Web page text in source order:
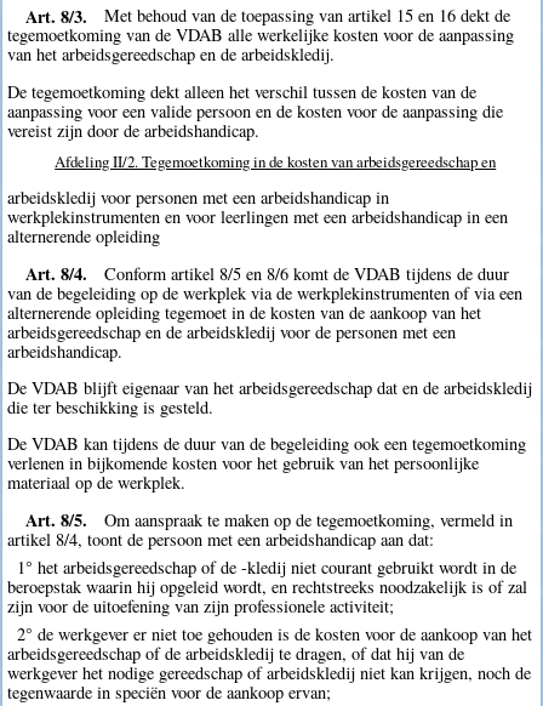
Art. 8/3.
Met behoud van de toepassing van artikel 15 en 16 dekt de
tegemoetkoming van de VDAB alle werkelijke kosten voor de aanpassing
van het arbeidsgereedschap en de arbeidskledij.
De tegemoetkoming dekt alleen het verschil tussen de kosten van de
aanpassing voor een valide persoon en de kosten voor de aanpassing die
vereist zijn door de arbeidshandicap.
Afdeling II/2. Tegemoetkoming in de kosten van arbeidsgereedschap en
arbeidskledij voor personen met een arbeidshandicap in
werkplekinstrumenten en voor leerlingen met een arbeidshandicap in een
alternerende opleiding
Art. 8/4.
Conform artikel 8/5 en 8/6 komt de VDAB tijdens de duur
van de begeleiding op de werkplek via de werkplekinstrumenten of via een
alternerende opleiding tegemoet in de kosten van de aankoop van het
arbeidsgereedschap en de arbeidskledij voor de personen met een
arbeidshandicap.
De VDAB blijft eigenaar van het arbeidsgereedschap dat en de arbeidskledij
die ter beschikking is gesteld.
De VDAB kan tijdens de duur van de begeleiding ook een tegemoetkoming
verlenen in bijkomende kosten voor het gebruik van het persoonlijke
materiaal op de werkplek.
Art. 8/5.
Om aanspraak te maken op de tegemoetkoming, vermeld in
artikel 8/4, toont de persoon met een arbeidshandicap aan dat:
1° het arbeidsgereedschap of de -kledij niet courant gebruikt wordt in de
beroepstak waarin hij opgeleid wordt, en rechtstreeks noodzakelijk is of zal
zijn voor de uitoefening van zijn professionele activiteit;
2° de werkgever er niet toe gehouden is de kosten voor de aankoop van het
arbeidsgereedschap of de arbeidskledij te dragen, of dat hij van de
werkgever het nodige gereedschap of arbeidskledij niet kan krijgen, noch de
tegenwaarde in speciën voor de aankoop ervan;